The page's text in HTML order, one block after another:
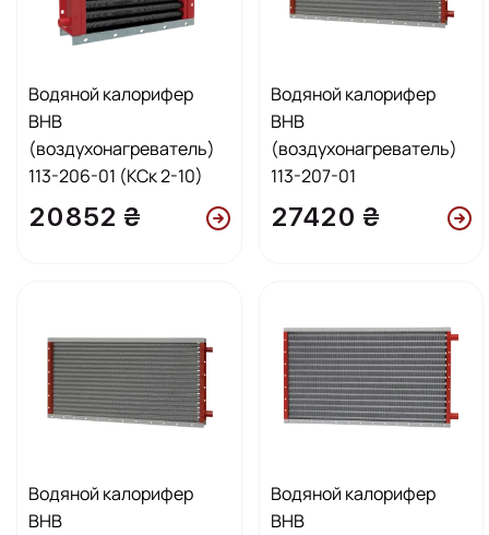
Водяной калорифер
ВНВ
(воздухонагреватель)
113-206-01 (КСк 2-10)
20852 ₴
Водяной калорифер
ВНВ
(воздухонагреватель)
113-207-01
27420 ₴
Водяной калорифер
ВНВ
Водяной калорифер
ВНВ